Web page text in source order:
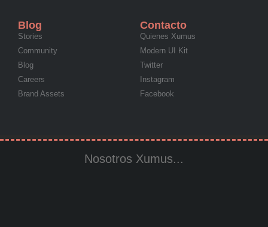
Blog
Stories
Community
Blog
Careers
Brand Assets
Contacto
Quienes Xumus
Modern UI Kit
Twitter
Instagram
Facebook
Nosotros Xumus...